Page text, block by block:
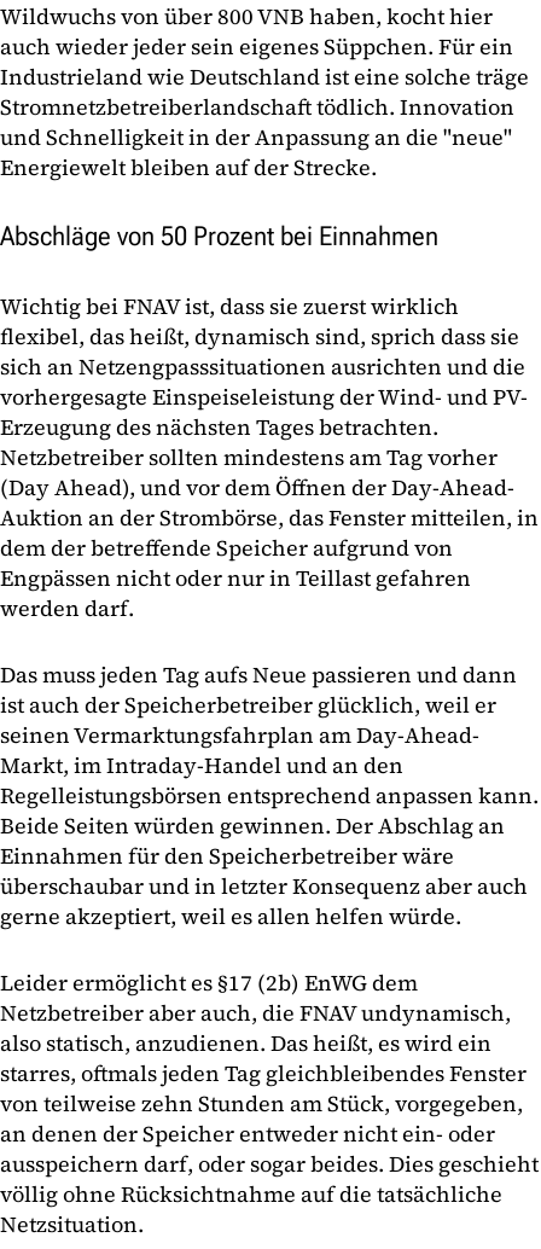
Wildwuchs von über 800 VNB haben, kocht hier
auch wieder jeder sein eigenes Süppchen. Für ein
Industrieland wie Deutschland ist eine solche träge
Stromnetzbetreiberlandschaft tödlich. Innovation
und Schnelligkeit in der Anpassung an die "neue"
Energiewelt bleiben auf der Strecke.
Abschläge von 50 Prozent bei Einnahmen
Wichtig bei FNAV ist, dass sie zuerst wirklich
flexibel, das heißt, dynamisch sind, sprich dass sie
sich an Netzengpasssituationen ausrichten und die
vorhergesagte Einspeiseleistung der Wind- und PV-
Erzeugung des nächsten Tages betrachten.
Netzbetreiber sollten mindestens am Tag vorher
(Day Ahead), und vor dem Öffnen der Day-Ahead-
Auktion an der Strombörse, das Fenster mitteilen, in
dem der betreffende Speicher aufgrund von
Engpässen nicht oder nur in Teillast gefahren
werden darf.
Das muss jeden Tag aufs Neue passieren und dann
ist auch der Speicherbetreiber glücklich, weil er
seinen Vermarktungsfahrplan am Day-Ahead-
Markt, im Intraday-Handel und an den
Regelleistungsbörsen entsprechend anpassen kann.
Beide Seiten würden gewinnen. Der Abschlag an
Einnahmen für den Speicherbetreiber wäre
überschaubar und in letzter Konsequenz aber auch
gerne akzeptiert, weil es allen helfen würde.
Leider ermöglicht es §17 (2b) EnWG dem
Netzbetreiber aber auch, die FNAV undynamisch,
also statisch, anzudienen. Das heißt, es wird ein
starres, oftmals jeden Tag gleichbleibendes Fenster
von teilweise zehn Stunden am Stück, vorgegeben,
an denen der Speicher entweder nicht ein- oder
ausspeichern darf, oder sogar beides. Dies geschieht
völlig ohne Rücksichtnahme auf die tatsächliche
Netzsituation.